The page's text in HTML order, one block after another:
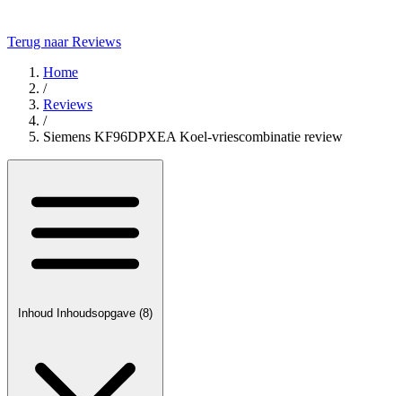
Terug naar Reviews
Home
/
Reviews
/
Siemens KF96DPXEA Koel-vriescombinatie review
Inhoud Inhoudsopgave (8)